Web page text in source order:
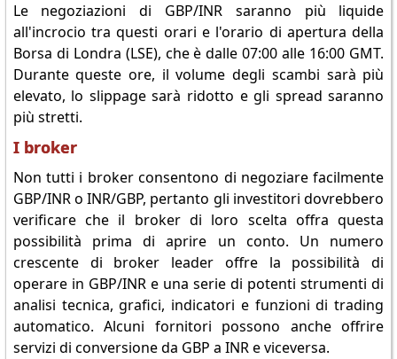
Le negoziazioni di GBP/INR saranno più liquide
all'incrocio tra questi orari e l'orario di apertura della
Borsa di Londra (LSE), che è dalle 07:00 alle 16:00 GMT.
Durante queste ore, il volume degli scambi sarà più
elevato, lo slippage sarà ridotto e gli spread saranno
più stretti.
I broker
Non tutti i broker consentono di negoziare facilmente
GBP/INR o INR/GBP, pertanto gli investitori dovrebbero
verificare che il broker di loro scelta offra questa
possibilità prima di aprire un conto. Un numero
crescente di broker leader offre la possibilità di
operare in GBP/INR e una serie di potenti strumenti di
analisi tecnica, grafici, indicatori e funzioni di trading
automatico. Alcuni fornitori possono anche offrire
servizi di conversione da GBP a INR e viceversa.